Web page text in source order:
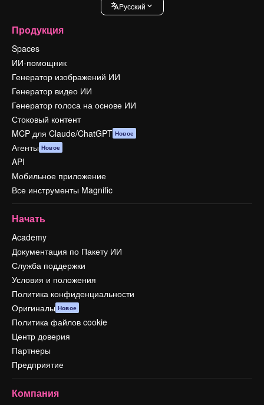
Pусский
Продукция
Spaces
ИИ-помощник
Генератор изображений ИИ
Генератор видео ИИ
Генератор голоса на основе ИИ
Стоковый контент
MCP для Claude/ChatGPT Новое
Агенты Новое
API
Мобильное приложение
Все инструменты Magnific
Начать
Academy
Документация по Пакету ИИ
Служба поддержки
Условия и положения
Политика конфиденциальности
Оригиналы Новое
Политика файлов cookie
Центр доверия
Партнеры
Предприятие
Компания